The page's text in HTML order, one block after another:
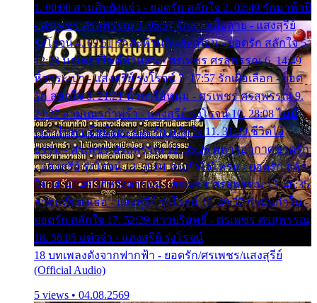
1. 00:00 สามสิบยังแจ๋ว - ยอดรัก สลักใจ 2. 02:49 รักมาห้าปี
- ศรเพชร ศรสุพรรณ 3. 05:57 รักสาวเสื้อลาย - แสงสุรีย์
รุ่งโรจน์ 4. 09:51 รักสะท้านดินสะเทือน - ยอดรัก สลักใจ 5.
12:23 มอเตอร์ไซค์ทำหล่น - ศรเพชร ศรสุพรรณ 6. 14:49
หิ้วกระเป๋า - แสงสุรีย์ รุ่งโรจน์ 7. 17:57 รักเผื่อเลือก - ยอด
รัก สลักใจ 8. 21:21 น้ำตาไอ้หนุ่ม - ศรเพชร ศรสุพรรณ 9.
24:27 สามเณรกำพร้า - แสงสุรีย์ รุ่งโรจน์ 10. 28:08 ไม่มี
เวลาไปหาเมียน้อย - ยอดรัก สลักใจ 11. 31:29 ชีวิตไอ้
ธรรม - ศรเพชร ศรสุพรรณ 12. 35:26 ทหารอากาศขาดรัก
- แสงสุรีย์ รุ่งโรจน์ 13. 39:01 คนหัวใจโทรม - ยอดรัก สลัก
ใจ 14. 42:49 ไอ้หวังตายแน่ - ศรเพชร ศรสุพรรณ 15. 46:35
ธาตุแท้ของเธอ - แสงสุรีย์ รุ่งโรจน์ 16. 49:57 กำนันกำใน -
ยอดรัก สลักใจ 17. 52:29 สาวบริสุทธิ์ - ศรเพชร ศรสุพรรณ
18. 56:05 แต๋วจ๋า - แสงสุรีย์ รุ่งโรจน์
18 บทเพลงดังจากฟากฟ้า - ยอดรัก/ศรเพชร/แสงสุรีย์
(Official Audio)
5 views • 04.08.2569